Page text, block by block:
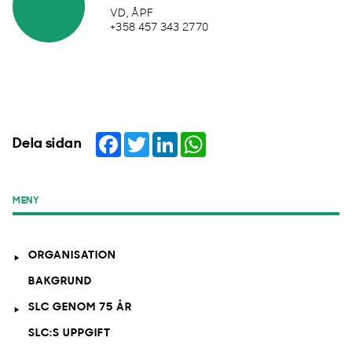
VD, ÅPF
+358 457 343 2770
Dela sidan Facebook
TwitterLinkedIn
MENY
ORGANISATION
BAKGRUND
SLC GENOM 75 ÅR
SLC:S UPPGIFT